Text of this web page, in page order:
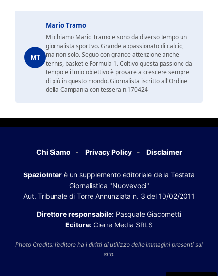
MT
Mario Tramo
Mi chiamo Mario Tramo e sono da diverso tempo un
giornalista sportivo. Grande appassionato di calcio,
ma non solo. Seguo con grande attenzione anche
tennis, basket e Formula 1. Coltivo questa passione da
tempo e il mio obiettivo è provare a crescere sempre
di più in questo mondo. Giornalista iscritto all'Ordine
della Campania con tessera n.170424
Chi Siamo Privacy Policy Disclaimer
SpazioInter è un supplemento editoriale della Testata
Giornalistica "Nuovevoci"
Aut. Tribunale di Torre Annunziata n. 3 del 10/02/2011
Direttore responsabile: Pasquale Giacometti
Editore: Cierre Media SRLS
Photo Credits: l’editore ha i diritti di utilizzo delle immagini presenti sul
sito.